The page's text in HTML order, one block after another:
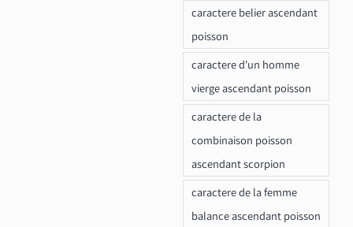
caractere belier ascendant
poisson
caractere d'un homme
vierge ascendant poisson
caractere de la
combinaison poisson
ascendant scorpion
caractere de la femme
balance ascendant poisson